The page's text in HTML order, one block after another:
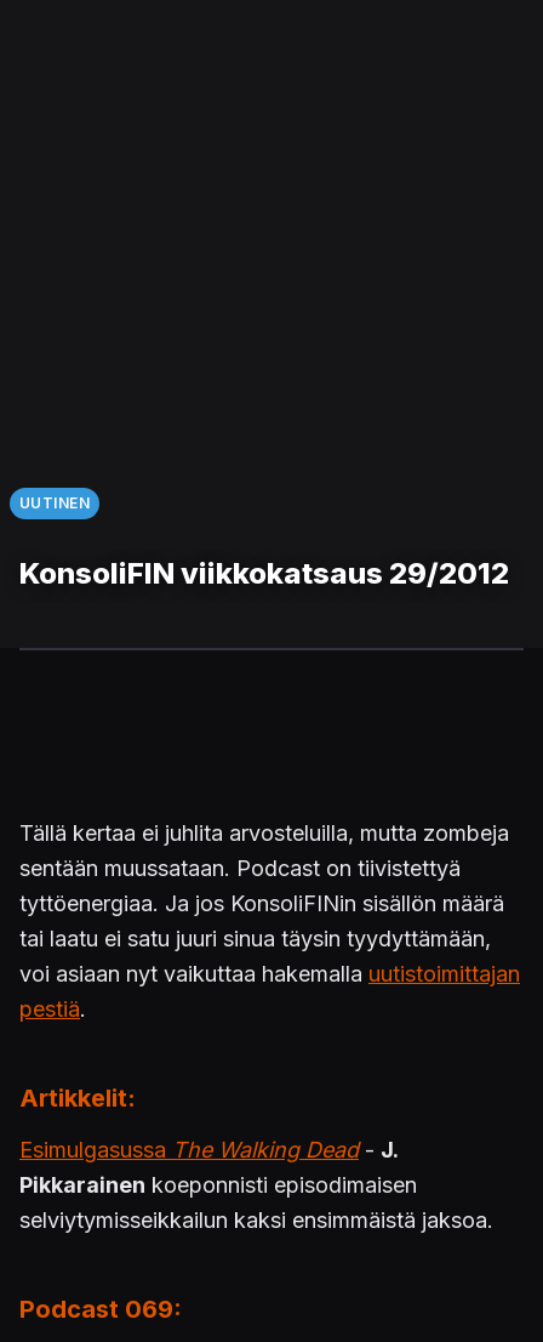
UUTINEN
KonsoliFIN viikkokatsaus 29/2012
Tällä kertaa ei juhlita arvosteluilla, mutta zombeja
sentään muussataan. Podcast on tiivistettyä
tyttöenergiaa. Ja jos KonsoliFINin sisällön määrä
tai laatu ei satu juuri sinua täysin tyydyttämään,
voi asiaan nyt vaikuttaa hakemalla uutistoimittajan
pestiä.
Artikkelit:
Esimulgasussa The Walking Dead- J.
Pikkarainen koeponnisti episodimaisen
selviytymisseikkailun kaksi ensimmäistä jaksoa.
Podcast 069: